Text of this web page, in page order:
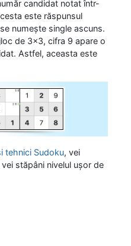
candidat notat într-
este răspunsul
numește single ascuns.
de 3x3, cifra 9 apare o
Astfel, aceasta este
tehnici Sudoku, vei
stăpâni nivelul ușor de